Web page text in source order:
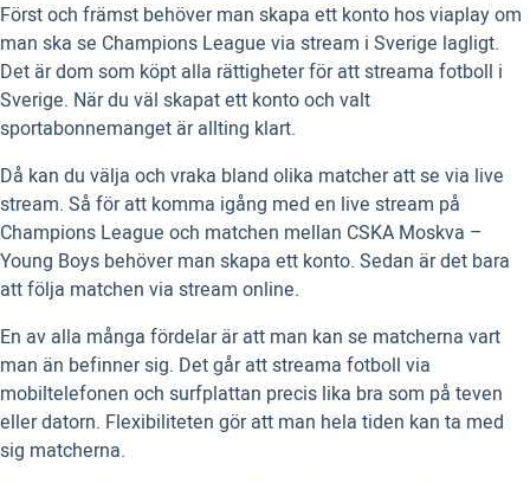
Först och främst behöver man skapa ett konto hos viaplay om
man ska se Champions League via stream i Sverige lagligt.
Det är dom som köpt alla rättigheter för att streama fotboll i
Sverige. När du väl skapat ett konto och valt
sportabonnemanget är allting klart.
Då kan du välja och vraka bland olika matcher att se via live
stream. Så för att komma igång med en live stream på
Champions League och matchen mellan CSKA Moskva –
Young Boys behöver man skapa ett konto. Sedan är det bara
att följa matchen via stream online.
En av alla många fördelar är att man kan se matcherna vart
man än befinner sig. Det går att streama fotboll via
mobiltelefonen och surfplattan precis lika bra som på teven
eller datorn. Flexibiliteten gör att man hela tiden kan ta med
sig matcherna.